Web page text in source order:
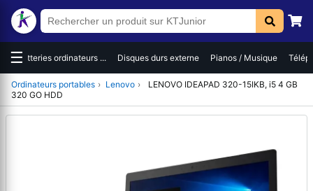
☰Batteries ordinateurs ... Disques durs externe Pianos / Musique
Ordinateurs portables › Lenovo ›
LENOVO IDEAPAD 320-15IKB, i5 4 GB
320 GO HDD